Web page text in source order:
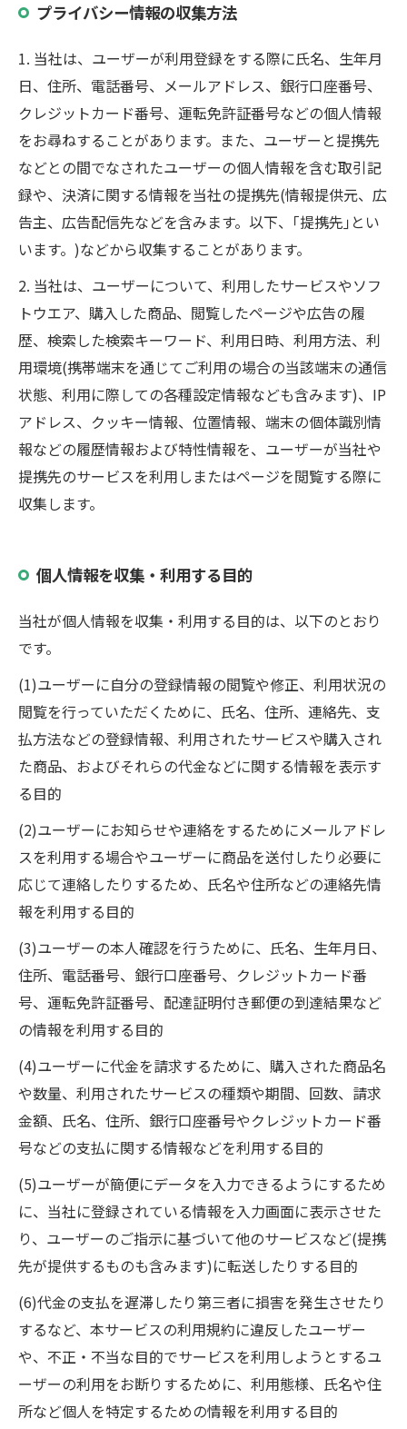
プライバシー情報の収集方法
1. 当社は、ユーザーが利用登録をする際に氏名、生年月
日、住所、電話番号、メールアドレス、銀行口座番号、
クレジットカード番号、運転免許証番号などの個人情報
をお尋ねすることがあります。また、ユーザーと提携先
などとの間でなされたユーザーの個人情報を含む取引記
録や、決済に関する情報を当社の提携先(情報提供元、広
告主、広告配信先などを含みます。以下、｢提携先｣とい
います。)などから収集することがあります。
2. 当社は、ユーザーについて、利用したサービスやソフ
トウエア、購入した商品、閲覧したページや広告の履
歴、検索した検索キーワード、利用日時、利用方法、利
用環境(携帯端末を通じてご利用の場合の当該端末の通信
状態、利用に際しての各種設定情報なども含みます)、IP
アドレス、クッキー情報、位置情報、端末の個体識別情
報などの履歴情報および特性情報を、ユーザーが当社や
提携先のサービスを利用しまたはページを閲覧する際に
収集します。
個人情報を収集・利用する目的
当社が個人情報を収集・利用する目的は、以下のとおり
です。
(1)ユーザーに自分の登録情報の閲覧や修正、利用状況の
閲覧を行っていただくために、氏名、住所、連絡先、支
払方法などの登録情報、利用されたサービスや購入され
た商品、およびそれらの代金などに関する情報を表示す
る目的
(2)ユーザーにお知らせや連絡をするためにメールアドレ
スを利用する場合やユーザーに商品を送付したり必要に
応じて連絡したりするため、氏名や住所などの連絡先情
報を利用する目的
(3)ユーザーの本人確認を行うために、氏名、生年月日、
住所、電話番号、銀行口座番号、クレジットカード番
号、運転免許証番号、配達証明付き郵便の到達結果など
の情報を利用する目的
(4)ユーザーに代金を請求するために、購入された商品名
や数量、利用されたサービスの種類や期間、回数、請求
金額、氏名、住所、銀行口座番号やクレジットカード番
号などの支払に関する情報などを利用する目的
(5)ユーザーが簡便にデータを入力できるようにするため
に、当社に登録されている情報を入力画面に表示させた
り、ユーザーのご指示に基づいて他のサービスなど(提携
先が提供するものも含みます)に転送したりする目的
(6)代金の支払を遅滞したり第三者に損害を発生させたり
するなど、本サービスの利用規約に違反したユーザー
や、不正・不当な目的でサービスを利用しようとするユ
ーザーの利用をお断りするために、利用態様、氏名や住
所など個人を特定するための情報を利用する目的